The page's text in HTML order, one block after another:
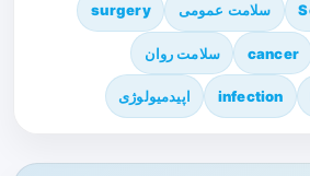
سلامت عمومی surgery
cancer سلامت روان
infection اپیدمیولوژی